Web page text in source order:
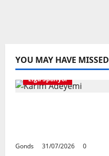
YOU MAY HAVE MISSED
Liga Spanyol
Gonds 31/07/2026
0